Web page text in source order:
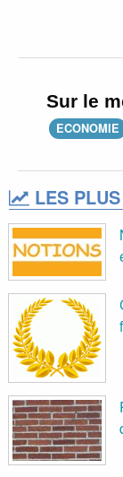
Sur le
ECONOMIE
LES